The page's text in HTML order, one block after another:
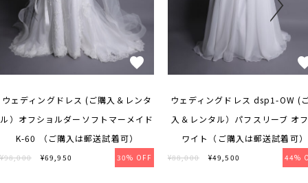
ウェディングドレス (ご購入＆レンタ
ル）オフショルダーソフトマーメイド
K-60 （ご購入は郵送試着可）
¥98,000 ¥69,950 30% OFF
ウェディングドレス dsp1-OW (
入＆レンタル）パフスリーブ オ
ワイト（ご購入は郵送試着可）
¥88,000 ¥49,500 44%